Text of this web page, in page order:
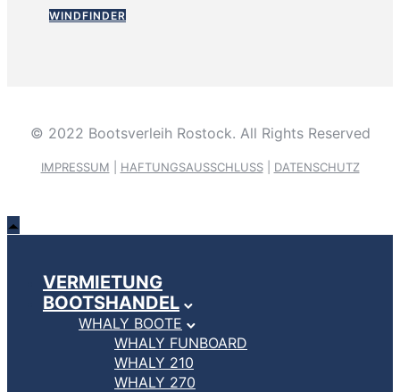
WINDFINDER
© 2022 Bootsverleih Rostock. All Rights Reserved
IMPRESSUM HAFTUNGSAUSSCHLUSS| DATENSCHUTZ
VERMIETUNG
BOOTSHANDEL
WHALY BOOTE
WHALY FUNBOARD
WHALY 210
WHALY 270